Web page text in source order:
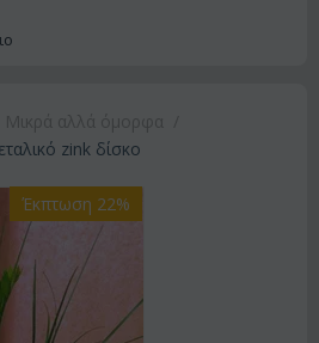
zink δίσκο
Έκπτωση 22%